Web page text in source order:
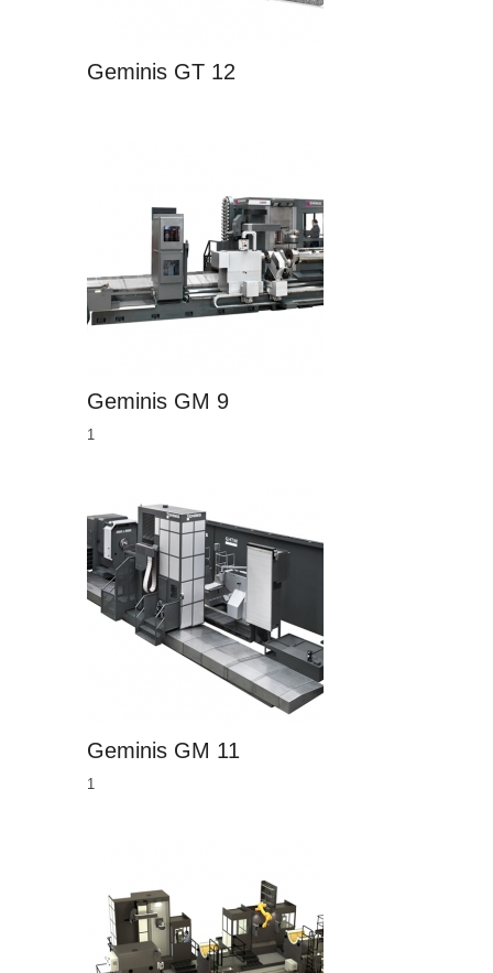
Geminis GT 12
Geminis GM 9
1
Geminis GM 11
1